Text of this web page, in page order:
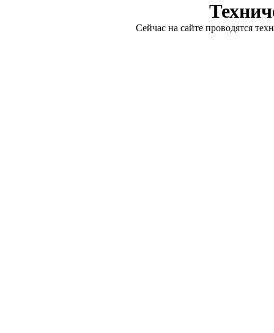
Сейчас на сайте проводятся